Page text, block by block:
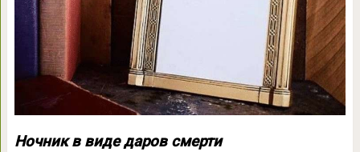
Ночник в виде даров смерти